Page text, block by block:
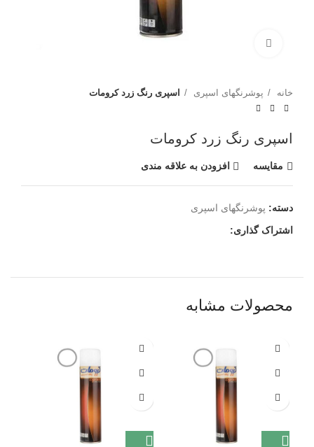
خانه پوشرنگهای اسپری اسپری رنگ زرد کرومات
اسپری رنگ زرد کرومات
مقايسه افزودن به علاقه مندی
دسته: پوشرنگهای اسپری
اشتراک گذاری:
محصولات مشابه